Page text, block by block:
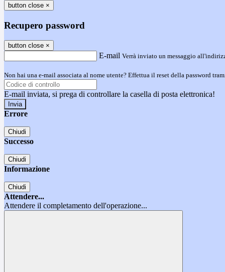
button close ×
Recupero password
button close ×
E-mail Verrà inviato un messaggio
Non hai una e-mail associata al nome utente? Effettua il reset della password
E-mail inviata, si prega di controllare la casella di posta elettronica!
Errore
Chiudi
Successo
Chiudi
Informazione
Chiudi
Attendere...
Attendere il completamento dell'operazione...